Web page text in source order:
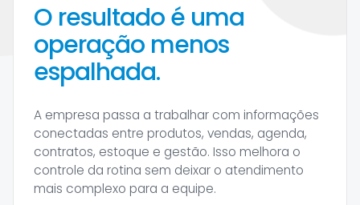
O resultado é uma
operação menos
espalhada.
A empresa passa a trabalhar com informações
conectadas entre produtos, vendas, agenda,
contratos, estoque e gestão. Isso melhora o
controle da rotina sem deixar o atendimento
mais complexo para a equipe.